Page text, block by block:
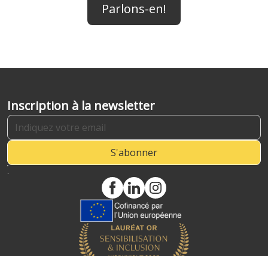
Parlons-en!
Inscription à la newsletter
S'abonner
.